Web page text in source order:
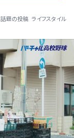
話題の投稿 ライフスタイル